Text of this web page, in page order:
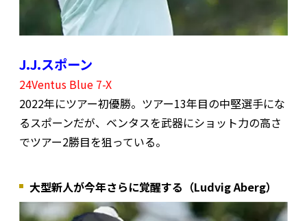
J.J.スポーン
24Ventus Blue 7-X
2022年にツアー初優勝。ツアー13年目の中堅選手にな
るスポーンだが、ベンタスを武器にショット力の高さ
でツアー2勝目を狙っている。
大型新人が今年さらに覚醒する（Ludvig Aberg）